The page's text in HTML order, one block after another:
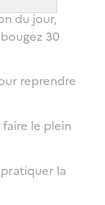
du jour,
30
reprendre
le plein
la